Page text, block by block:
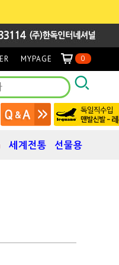
MYPAGE 0
세계전통 선물용